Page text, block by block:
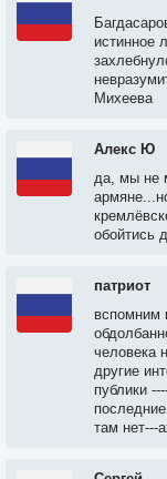
истинное
Михеева
Алекс Ю
да, мы не
обойтись
патриот
вспомним
человека
другие
публики
там нет---